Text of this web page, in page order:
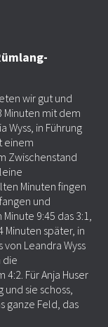
wir gut und
Minuten mit dem
Wyss, in Führung
einem
Zwischenstand
Minuten fingen
und
9:45 das 3:1,
später, in
von Leandra Wyss
die
Für Anja Huser
sie schoss,
ganze Feld, das